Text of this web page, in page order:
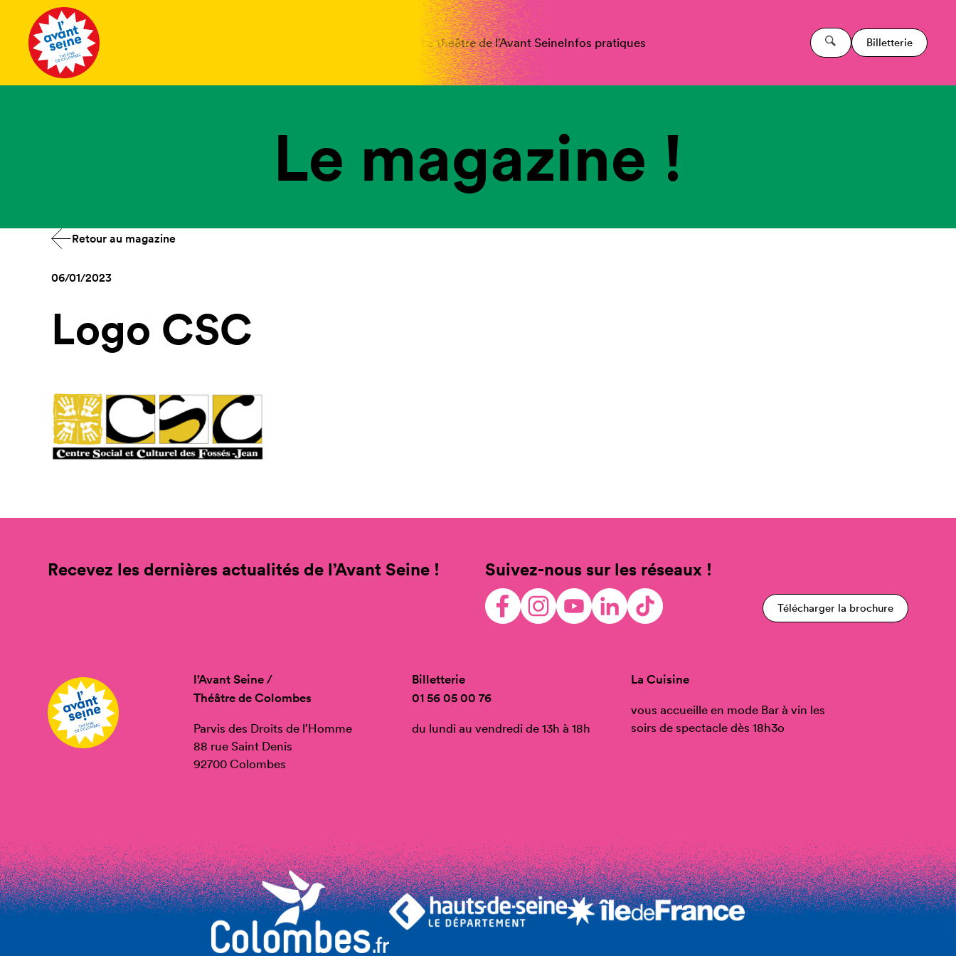
Le théâtre de l’Avant SeineInfos pratiques Billetterie
Le magazine !
Retour au magazine
06/01/2023
Logo CSC
Recevez les dernières actualités de l’Avant Seine ! Suivez-nous sur les réseaux !
Télécharger la brochure
l’Avant Seine /
Théâtre de Colombes
Parvis des Droits de l’Homme
88 rue Saint Denis
92700 Colombes
Billetterie
01 56 05 00 76
du lundi au vendredi de 13h à 18h
La Cuisine
vous accueille en mode Bar à vin les
soirs de spectacle dès 18h3o